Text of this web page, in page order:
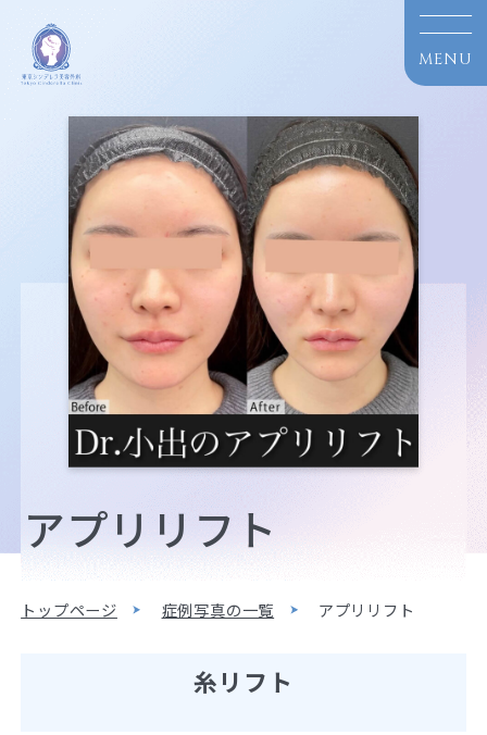
アプリリフト
トップページ 症例写真の一覧 アプリリフト
糸リフト